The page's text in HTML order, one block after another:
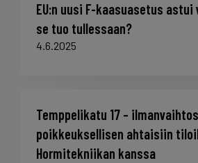
EU:n uusi F-kaasuasetus astui
se tuo tullessaan?
4.6.2025
Temppelikatu 17 –
poikkeuksellisen ahtaisiin
Hormitekniikan kanssa